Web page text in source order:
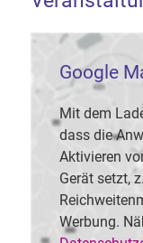
Google
Mit dem
dass die
Aktivieren
Gerät setzt,
Werbung.